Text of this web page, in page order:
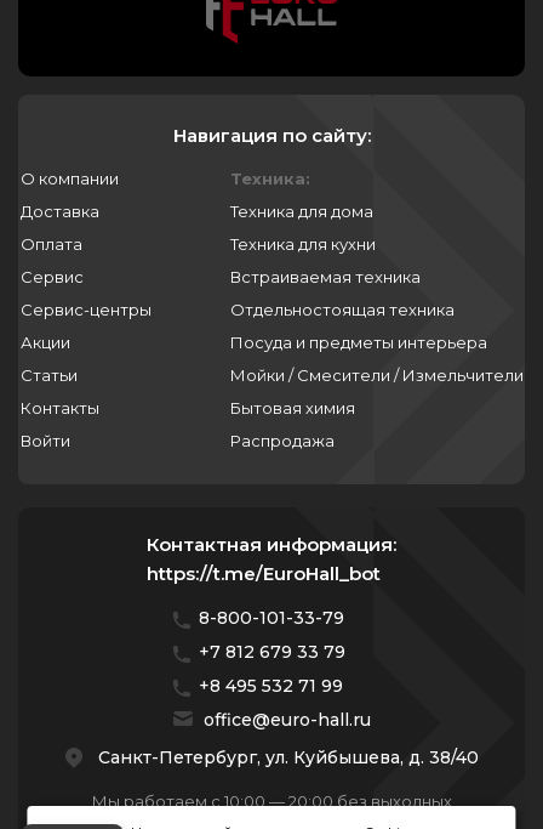
Навигация по сайту:
О компании
Доставка
Оплата
Сервис
Сервис-центры
Акции
Статьи
Контакты
Войти
Техника:
Техника для дома
Техника для кухни
Встраиваемая техника
Отдельностоящая техника
Посуда и предметы интерьера
Мойки / Смесители / Измельчители
Бытовая химия
Распродажа
Контактная информация:
https://t.me/EuroHall_bot
8-800-101-33-79
+7 812 679 33 79
+8 495 532 71 99
office@euro-hall.ru
Санкт-Петербург, ул. Куйбышева, д. 38/40
Мы работаем с 10:00 — 20:00 без выходных